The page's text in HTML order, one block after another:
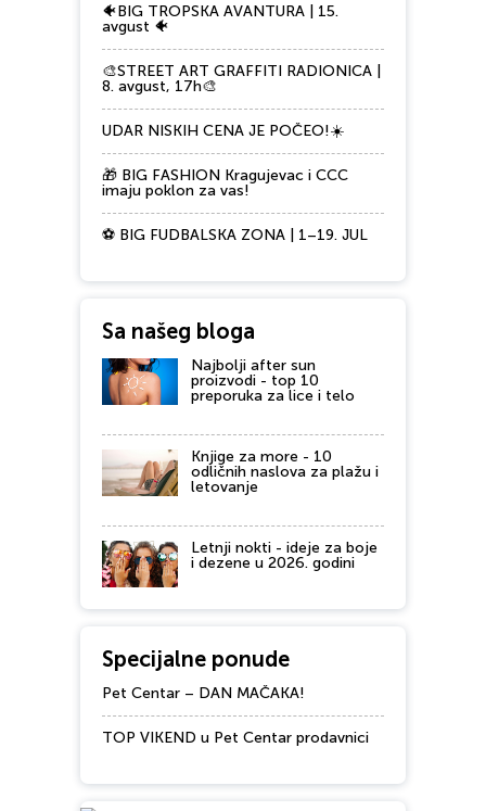
🐠BIG TROPSKA AVANTURA | 15.
avgust 🐠
🎨STREET ART GRAFFITI RADIONICA |
8. avgust, 17h🎨
UDAR NISKIH CENA JE POČEO!☀️
🎁 BIG FASHION Kragujevac i CCC
imaju poklon za vas!
⚽ BIG FUDBALSKA ZONA | 1–19. JUL
Sa našeg bloga
Najbolji after sun
proizvodi - top 10
preporuka za lice i telo
Knjige za more - 10
odličnih naslova za plažu i
letovanje
Letnji nokti - ideje za boje
i dezene u 2026. godini
Specijalne ponude
Pet Centar – DAN MAČAKA!
TOP VIKEND u Pet Centar prodavnici